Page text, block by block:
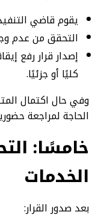
يقوم قاضي
التحقق من عدم
إصدار قرار رفع
كليًا أو جزئيًا.
وفي حال اكتمال
الحاجة لمراجعة
خامسًا:
الخدمات
بعد صدور القرار: